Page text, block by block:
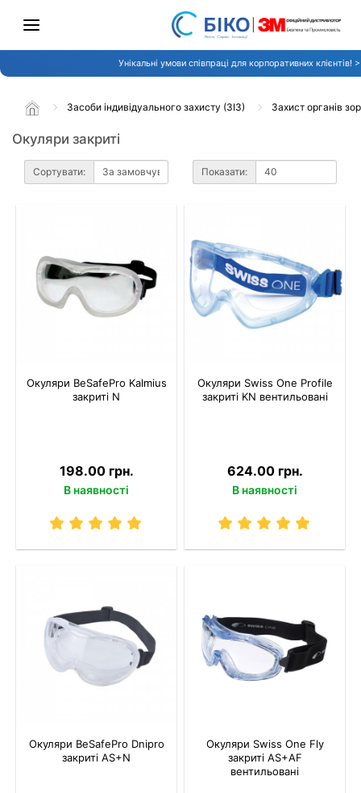
Унікальні умови співпраці для корпоративних клієнтів!
Засоби індивідуального захисту (ЗІЗ) Захист органів
Окуляри закриті
Сортувати: Показати:
Окуляри BeSafePro Kalmius
закриті N
198.00 грн.
В наявності
Окуляри Swiss One Profile
закриті KN вентильовані
624.00 грн.
В наявності
Окуляри BeSafePro Dnipro
закриті AS+N
Окуляри Swiss One Fly
закриті AS+AF
вентильовані